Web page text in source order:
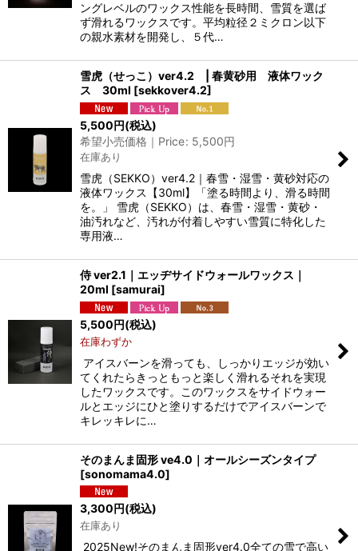
ングレベルのワックス性能を長時間、雪質を選ば
ず滑れるワックスです。平均粒径２ミクロン以下
の親水素材を開発し、５代…
雪虎（せっこ）ver4.2 | 春黄砂用 液体ワック
ス 30ml [sekkover4.2]
5,500円(税込)
希望小売価格｜Price: 5,500円
在庫あり
雪虎（SEKKO）ver4.2｜春雪・湿雪・黄砂対応の
液体ワックス【30ml】「塗る時間より、滑る時間
を。」 雪虎（SEKKO）は、春雪・湿雪・黄砂・
油汚れなど、汚れが付着しやすい雪質に特化した
専用液…
侍 ver2.1｜エッヂサイドウォールワックス｜
20ml [samurai]
5,500円(税込)
在庫わずか
アイスバーンを滑っても、しっかりエッジが効い
てくれたらきっともっと楽しく滑れるそれを実現
したワックスです。このワックスをサイドウォー
ルとエッジにひと塗りするだけでアイスバーンで
キレッキレに…
そのまんま固形 ve4.0｜オールシーズンタイプ
[sonomama4.0]
3,300円(税込)
在庫あり
2025New!そのまんま固形ver4.0全ての雪で高い